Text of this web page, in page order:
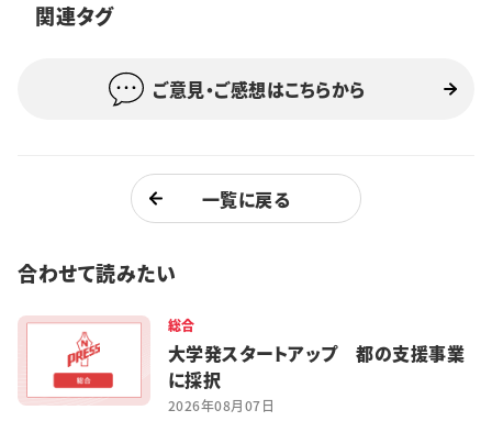
関連タグ
ご意見・ご感想はこちらから
一覧に戻る
合わせて読みたい
総合
大学発スタートアップ 都の支援事業
に採択
2026年08月07日